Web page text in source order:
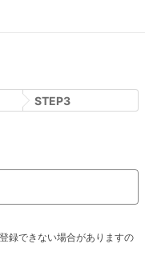
STEP3
録できない場合がありますの